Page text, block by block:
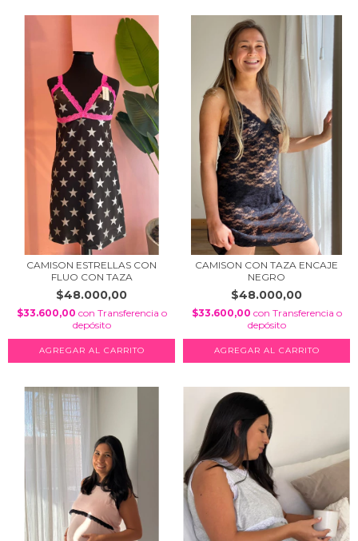
CAMISON ESTRELLAS CON
FLUO CON TAZA
$48.000,00
$33.600,00 con Transferencia o
depósito
AGREGAR AL CARRITO
CAMISON CON TAZA ENCAJE
NEGRO
$48.000,00
$33.600,00 con Transferencia o
depósito
AGREGAR AL CARRITO